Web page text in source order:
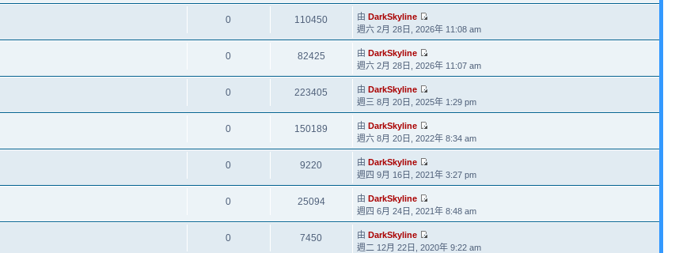
0 110450 由DarkSkyline
週六 2月 28日, 2026年 11:08 am
0 82425 由DarkSkyline
週六 2月 28日, 2026年 11:07 am
0 223405 由DarkSkyline
週三 8月 20日, 2025年 1:29 pm
0 150189 由DarkSkyline
週六 8月 20日, 2022年 8:34 am
0 9220 由DarkSkyline
週四 9月 16日, 2021年 3:27 pm
0 25094 由DarkSkyline
週四 6月 24日, 2021年 8:48 am
0 7450 由DarkSkyline
週二 12月 22日, 2020年 9:22 am